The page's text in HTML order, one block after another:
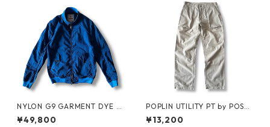
NYLON G9 GARMENT DYE b
y BARACUTA
¥49,800
POPLIN UTILITY PT by POST
OʼALLS
¥13,200